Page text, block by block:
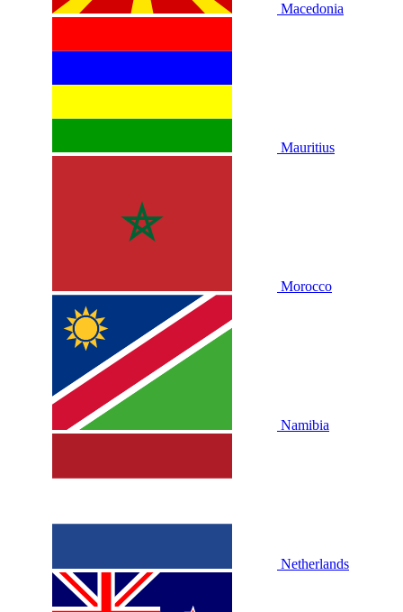
Macedonia
Mauritius
Morocco
Namibia
Netherlands